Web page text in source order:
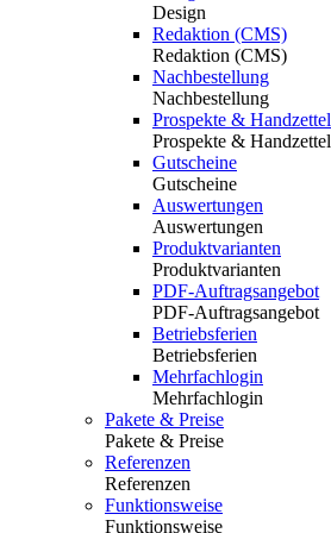
Design
Redaktion (CMS)
Redaktion (CMS)
Nachbestellung
Nachbestellung
Prospekte & Handzettel
Prospekte & Handzettel
Gutscheine
Gutscheine
Auswertungen
Auswertungen
Produktvarianten
Produktvarianten
PDF-Auftragsangebot
PDF-Auftragsangebot
Betriebsferien
Betriebsferien
Mehrfachlogin
Mehrfachlogin
Pakete & Preise
Pakete & Preise
Referenzen
Referenzen
Funktionsweise
Funktionsweise